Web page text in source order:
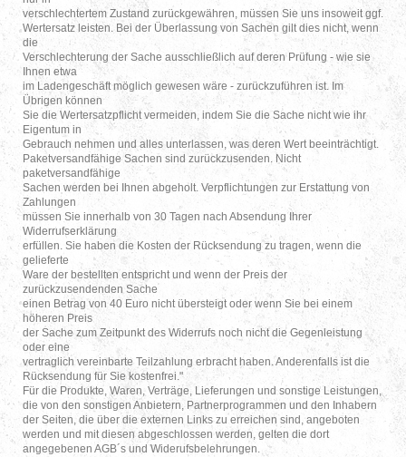
verschlechtertem Zustand zurückgewähren, müssen Sie uns insoweit ggf.
Wertersatz leisten. Bei der Überlassung von Sachen gilt dies nicht, wenn
die
Verschlechterung der Sache ausschließlich auf deren Prüfung - wie sie
Ihnen etwa
im Ladengeschäft möglich gewesen wäre - zurückzuführen ist. Im
Übrigen können
Sie die Wertersatzpflicht vermeiden, indem Sie die Sache nicht wie ihr
Eigentum in
Gebrauch nehmen und alles unterlassen, was deren Wert beeinträchtigt.
Paketversandfähige Sachen sind zurückzusenden. Nicht
paketversandfähige
Sachen werden bei Ihnen abgeholt. Verpflichtungen zur Erstattung von
Zahlungen
müssen Sie innerhalb von 30 Tagen nach Absendung Ihrer
Widerrufserklärung
erfüllen. Sie haben die Kosten der Rücksendung zu tragen, wenn die
gelieferte
Ware der bestellten entspricht und wenn der Preis der
zurückzusendenden Sache
einen Betrag von 40 Euro nicht übersteigt oder wenn Sie bei einem
höheren Preis
der Sache zum Zeitpunkt des Widerrufs noch nicht die Gegenleistung
oder eine
vertraglich vereinbarte Teilzahlung erbracht haben. Anderenfalls ist die
Rücksendung für Sie kostenfrei."
Für die Produkte, Waren, Verträge, Lieferungen und sonstige Leistungen,
die von den sonstigen Anbietern, Partnerprogrammen und den Inhabern
der Seiten, die über die externen Links zu erreichen sind, angeboten
werden und mit diesen abgeschlossen werden, gelten die dort
angegebenen AGB´s und Widerufsbelehrungen.